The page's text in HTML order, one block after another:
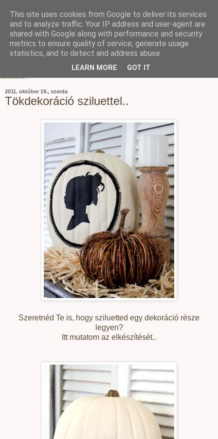
2011. október 19., szerda
Tökdekoráció sziluettel..
Szeretnéd Te is, hogy sziluetted egy dekoráció része
legyen?
Itt mutatom az elkészítését..
This site uses cookies from Google to deliver its services
and to analyze traffic. Your IP address and user-agent are
shared with Google along with performance and security
metrics to ensure quality of service, generate usage
statistics, and to detect and address abuse.
LEARN MORE GOT IT